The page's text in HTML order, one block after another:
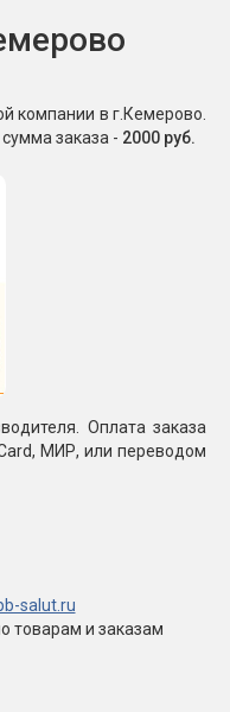
компании в г.Кемерово.
заказа - 2000 руб.
Оплата заказа
МИР, или переводом
salut.ru
товарам и заказам